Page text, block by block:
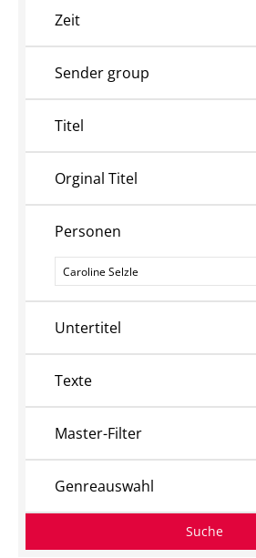
Zeit
Sender group
Titel
Orginal Titel
Personen
Personen
Untertitel
Texte
Master-Filter
Genreauswahl
Suche